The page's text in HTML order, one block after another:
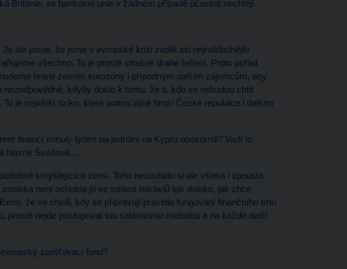
Británie, se bankovní unie v žádném případě účastnit nechtějí.
Je ale jasné, že jsme v evropské krizi zvolili asi nejnákladnější
všechno. To je prostě strašně drahé řešení. Proto pořád
bránit zemím eurozóny i případným dalším zájemcům, aby
nezodpovědné, kdyby došlo k tomu, že ti, kdo se nebudou chtít
To je největší riziko, které potenciálně hrozí České republice i dalším
financí minulý týden na jednání na Kypru upozornili? Vadí to
hlavně Švédové...
smýšlejících zemí. Toho nesouladu si ale všímá i spousta
není ochotna jít ve sdílení nákladů tak daleko, jak chce
že ve chvíli, kdy se připravují pravidla fungování finančního trhu
prostě nejde postupovat tou salámovou metodou a na každé další
zajišťovací fond?